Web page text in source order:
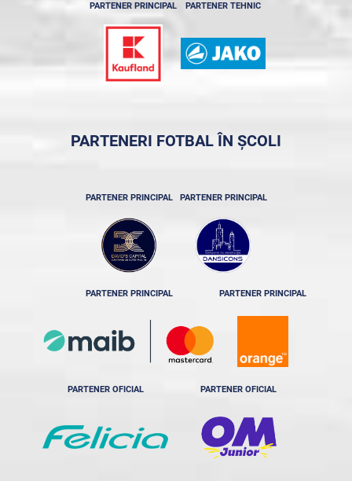
PARTENER PRINCIPAL PARTENER TEHNIC
PARTENERI FOTBAL ÎN ȘCOLI
PARTENER PRINCIPAL PARTENER PRINCIPAL
PARTENER PRINCIPAL PARTENER PRINCIPAL
PARTENER OFICIAL PARTENER OFICIAL